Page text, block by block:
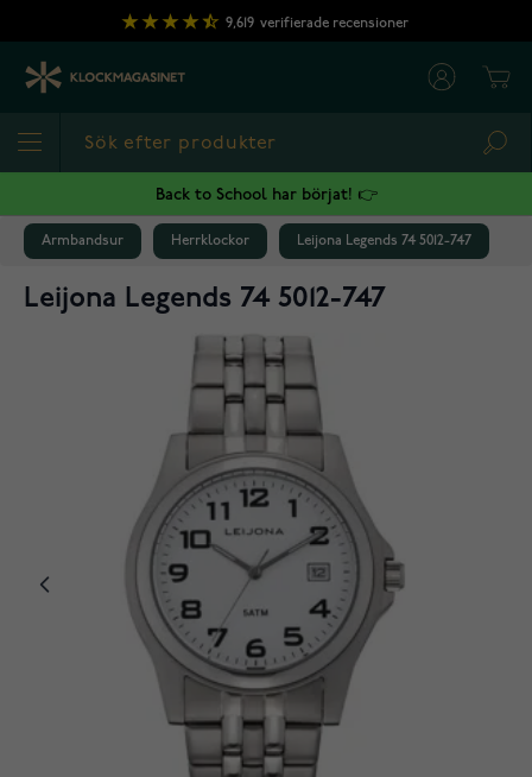
Hoppa till innehållet
9,619 verifierade recensioner
Back to School har börjat! 👉
Armbandsur Herrklockor Leijona Legends 74 5012-747
Leijona Legends 74 5012-747